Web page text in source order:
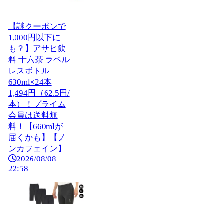
【謎クーポンで
1,000円以下に
も？】アサヒ飲
料 十六茶 ラベル
レスボトル
630ml×24本
1,494円（62.5円/
本）！プライム
会員は送料無
料！【660mlが
届くかも】【ノ
ンカフェイン】
2026/08/08
22:58